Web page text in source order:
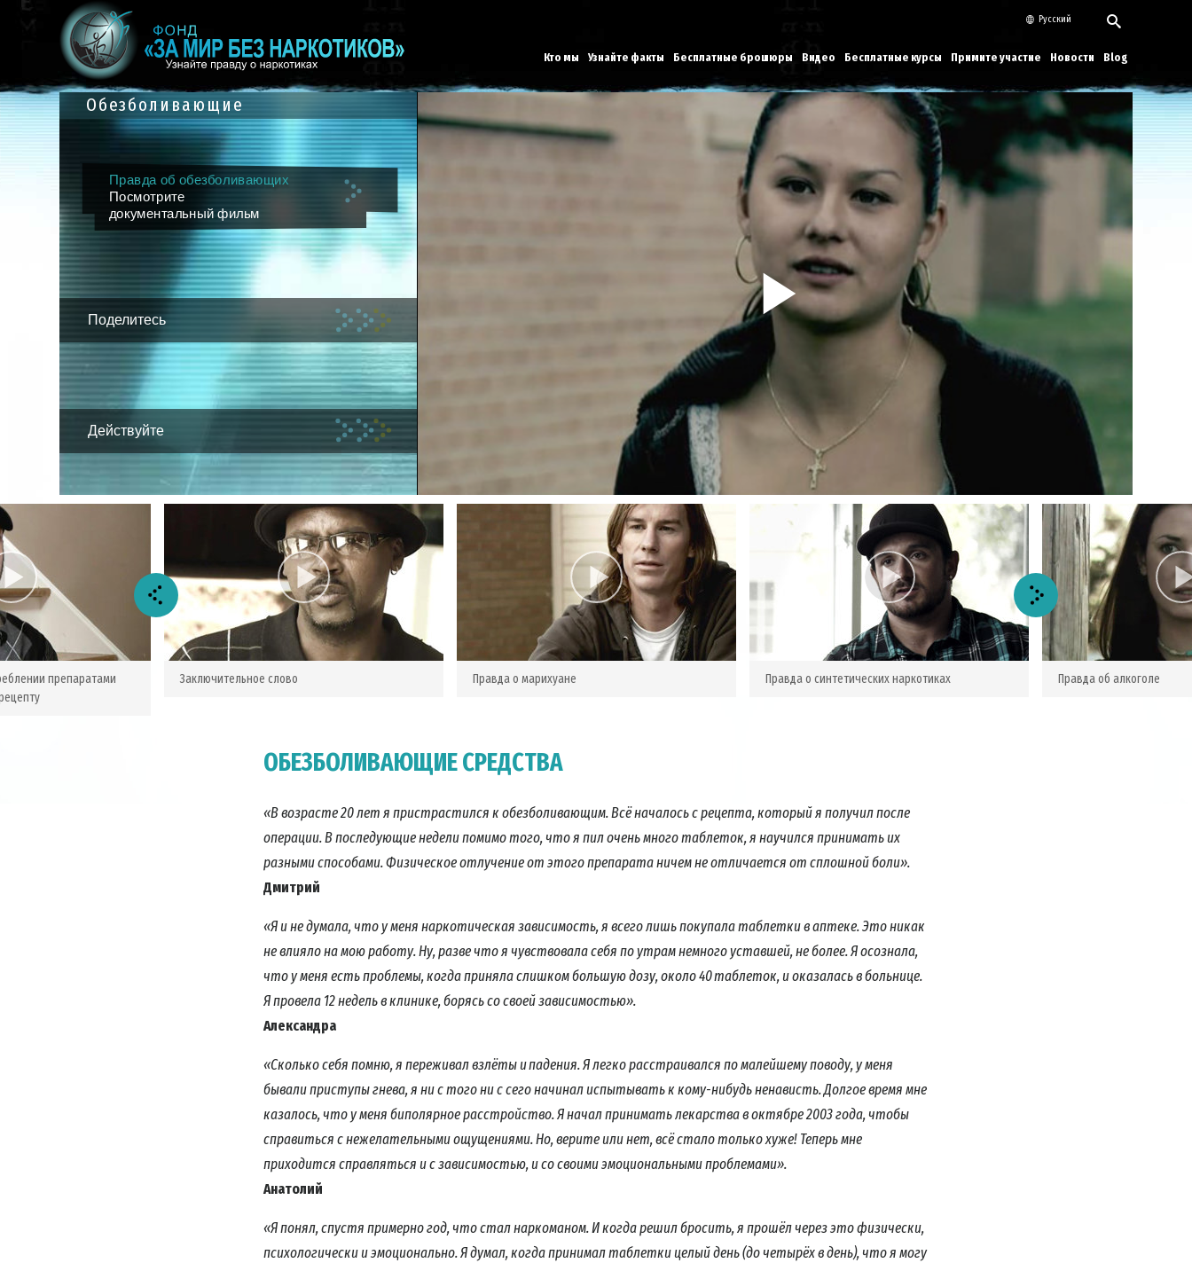
Русский
Кто мы Узнайте факты Бесплатные брошюры Видео Бесплатные курсы Примите участие Новости Blog
Play
Video
Обезболивающие
Правда об обезболивающих
Посмотрите
документальный фильм
Поделитесь
Действуйте
препаратами
Заключительное слово Правда о марихуане Правда о синтетических наркотиках Правда об алкоголе
ОБЕЗБОЛИВАЮЩИЕ СРЕДСТВА
«В возрасте 20 лет я пристрастился к обезболивающим. Всё началось с рецепта, который я получил после
операции. В последующие недели помимо того, что я пил очень много таблеток, я научился принимать их
разными способами. Физическое отлучение от этого препарата ничем не отличается от сплошной боли».
Дмитрий
«Я и не думала, что у меня наркотическая зависимость, я всего лишь покупала таблетки в аптеке. Это никак
не влияло на мою работу. Ну, разве что я чувствовала себя по утрам немного уставшей, не более. Я осознала,
что у меня есть проблемы, когда приняла слишком большую дозу, около 40 таблеток, и оказалась в больнице.
Я провела 12 недель в клинике, борясь со своей зависимостью».
Александра
«Сколько себя помню, я переживал взлёты и падения. Я легко расстраивался по малейшему поводу, у меня
бывали приступы гнева, я ни с того ни с сего начинал испытывать к кому-нибудьненависть. Долгое время мне
казалось, что у меня биполярное расстройство. Я начал принимать лекарства в октябре 2003 года, чтобы
справиться с нежелательными ощущениями. Но, верите или нет, всё стало только хуже! Теперь мне
приходится справляться и с зависимостью, и со своими эмоциональными проблемами».
Анатолий
«Я понял, спустя примерно год, что стал наркоманом. И когда решил бросить, я прошёл через это физически,
психологически и эмоционально. Я думал, когда принимал таблетки целый день (до четырёх в день), что я могу
Подпишитесьна новости кампании «Правда о наркотиках»и получайте
последние новости на вашу электронную почту.